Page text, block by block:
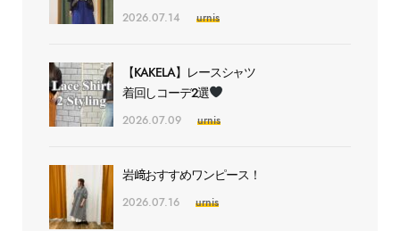
2026.07.14 urnis
【KAKELA】レースシャツ
着回しコーデ2選
2026.07.09 urnis
岩﨑おすすめワンピース！
2026.07.16 urnis